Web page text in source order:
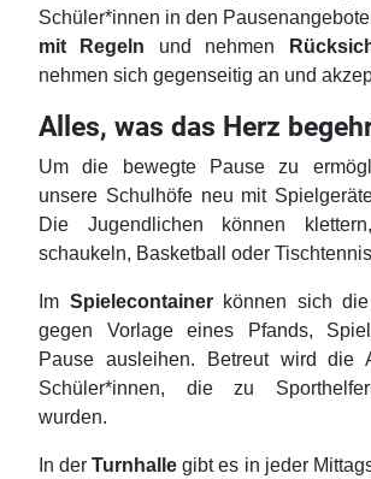
Schüler*innen in den
mit Regeln und nehmen
nehmen sich gegenseitig an und
Alles, was das Herz
Um die bewegte Pause zu
unsere Schulhöfe neu mit
Die Jugendlichen können
schaukeln, Basketball oder
Im Spielecontainerkönnen sich die
gegen Vorlage eines Pfands,
Pause ausleihen. Betreut wird die
Schüler*innen, die zu
wurden.
In derTurnhalle gibt es in jeder